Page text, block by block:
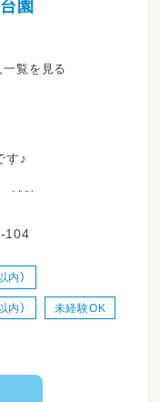
園
覧を見る
す♪
補助
時間帯によっては
務時間数・時間帯
す。
案、ヒヤリハット
104
内）
内） 未経験OK